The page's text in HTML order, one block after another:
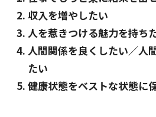
収入を増やしたい
人を惹きつける魅力を持ち
人間関係を良くしたい／人
たい
健康状態をベストな状態に